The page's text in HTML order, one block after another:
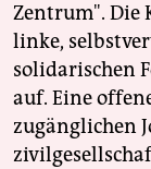
Zentrum". Die
linke,
solidarischen
auf. Eine
zugänglichen